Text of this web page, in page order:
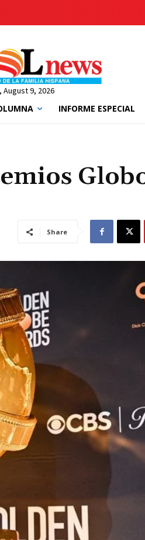
August 9, 2026
INFORME ESPECIAL
Share